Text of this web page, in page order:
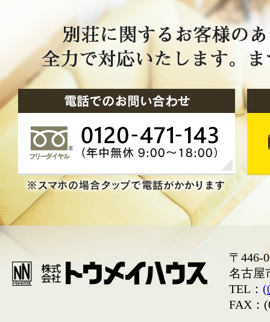
〒446-
名古屋
TEL：
FAX：